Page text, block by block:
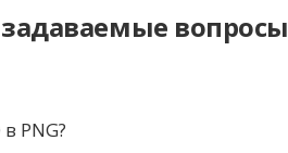
вопросы
PNG?